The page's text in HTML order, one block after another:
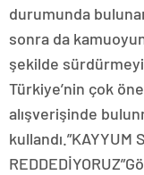
durumunda
sonra da
şekilde
Türkiye’nin çok
alışverişinde
kullandı.”KAYYUM